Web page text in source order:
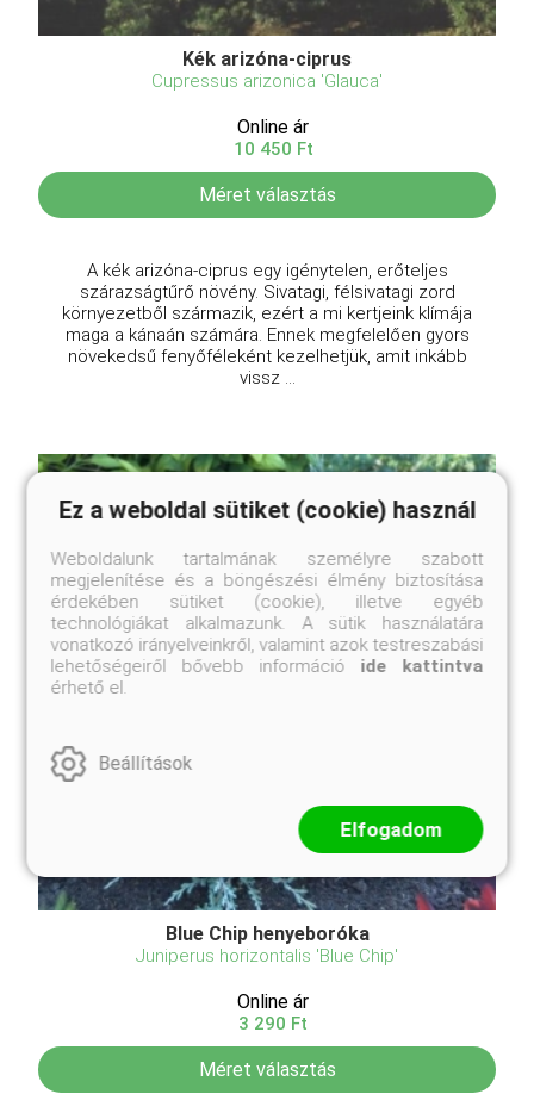
Kék arizóna-ciprus
Cupressus arizonica 'Glauca'
Online ár
10 450 Ft
Méret választás
A kék arizóna-ciprus egy igénytelen, erőteljes
szárazságtűrő növény. Sivatagi, félsivatagi zord
környezetből származik, ezért a mi kertjeink klímája
maga a kánaán számára. Ennek megfelelően gyors
növekedsű fenyőféleként kezelhetjük, amit inkább
vissz ...
Blue Chip henyeboróka
Juniperus horizontalis 'Blue Chip'
Online ár
3 290 Ft
Méret választás
Ez a weboldal sütiket (cookie) használ
Weboldalunk tartalmának személyre szabott
megjelenítése és a böngészési élmény biztosítása
érdekében sütiket (cookie), illetve egyéb
technológiákat alkalmazunk. A sütik használatára
vonatkozó irányelveinkről, valamint azok testreszabási
lehetőségeiről bővebb információ ide kattintva
érhető el.
Beállítások
Elfogadom